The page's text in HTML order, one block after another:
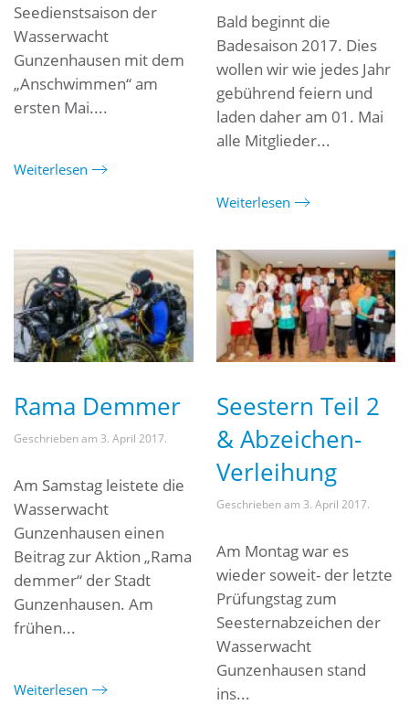
Seedienstsaison der
Wasserwacht
Gunzenhausen mit dem
„Anschwimmen“ am
ersten Mai....
Weiterlesen
Bald beginnt die
Badesaison 2017. Dies
wollen wir wie jedes Jahr
gebührend feiern und
laden daher am 01. Mai
alle Mitglieder...
Weiterlesen
Rama Demmer
Geschrieben am 3. April 2017.
Am Samstag leistete die
Wasserwacht
Gunzenhausen einen
Beitrag zur Aktion „Rama
demmer“ der Stadt
Gunzenhausen. Am
frühen...
Weiterlesen
Seestern Teil 2
& Abzeichen-
Verleihung
Geschrieben am 3. April 2017.
Am Montag war es
wieder soweit- der letzte
Prüfungstag zum
Seesternabzeichen der
Wasserwacht
Gunzenhausen stand
ins...